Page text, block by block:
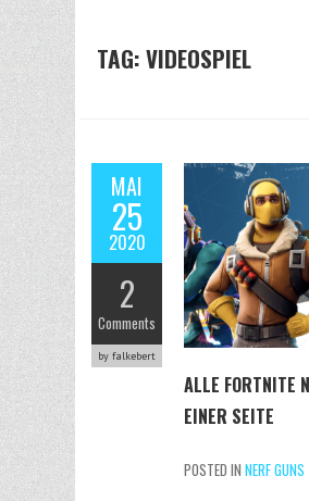
TAG: VIDEOSPIEL
MAI
25
2020
2
Comments
by falkebert
ALLE FORTNITE
EINER SEITE
POSTED IN NERF GUNS